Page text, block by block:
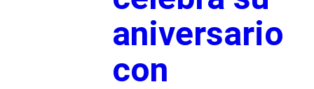
aniversario
con